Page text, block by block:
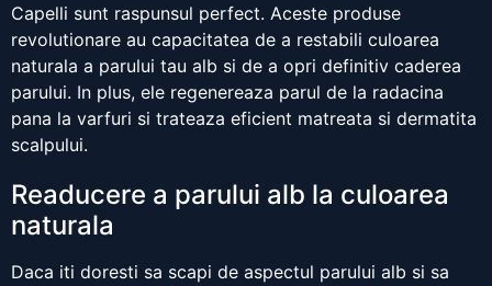
Capelli sunt raspunsul perfect. Aceste produse
revolutionare au capacitatea de a restabili culoarea
naturala a parului tau alb si de a opri definitiv caderea
parului. In plus, ele regenereaza parul de la radacina
pana la varfuri si trateaza eficient matreata si dermatita
scalpului.
Readucere a parului alb la culoarea
naturala
Daca iti doresti sa scapi de aspectul parului alb si sa